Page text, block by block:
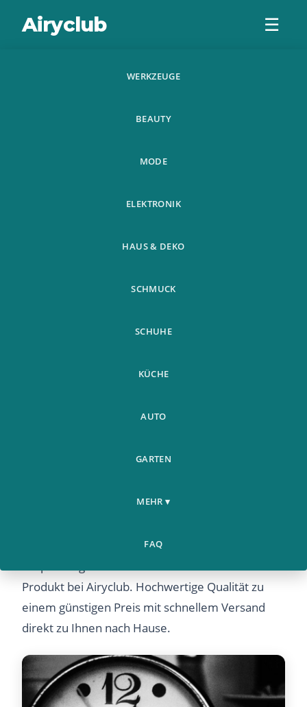
Airyclub ☰
WERKZEUGE
BEAUTY
MODE
ELEKTRONIK
HAUS & DEKO
SCHMUCK
SCHUHE
KÜCHE
AUTO
GARTEN
MEHR ▾
FAQ
Box Grosse
Kapazitat Tragbar
Verpackung Gim
Baby Milchpulver Box Grosse Kapazitat Tragbar
Produkt bei Airyclub. Hochwertige Qualität zu
einem günstigen Preis mit schnellem Versand
direkt zu Ihnen nach Hause.